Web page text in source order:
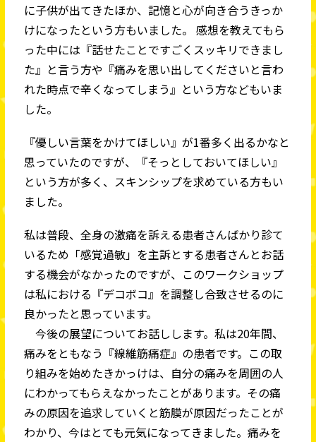
に子供が出てきたほか、記憶と心が向き合うきっか
けになったという方もいました。 感想を教えてもら
った中には『話せたことですごくスッキリできまし
た』と言う方や『痛みを思い出してくださいと言わ
れた時点で辛くなってしまう』という方などもいま
した。
『優しい言葉をかけてほしい』が1番多く出るかなと
思っていたのですが、『そっとしておいてほしい』
という方が多く、スキンシップを求めている方もい
ました。
私は普段、全身の激痛を訴える患者さんばかり診て
いるため「感覚過敏」を主訴とする患者さんとお話
する機会がなかったのですが、このワークショップ
は私における『デコボコ』を調整し合致させるのに
良かったと思っています。
今後の展望についてお話しします。私は20年間、
痛みをともなう『線維筋痛症』の患者です。この取
り組みを始めたきかっけは、自分の痛みを周囲の人
にわかってもらえなかったことがあります。その痛
みの原因を追求していくと筋膜が原因だったことが
わかり、今はとても元気になってきました。痛みを